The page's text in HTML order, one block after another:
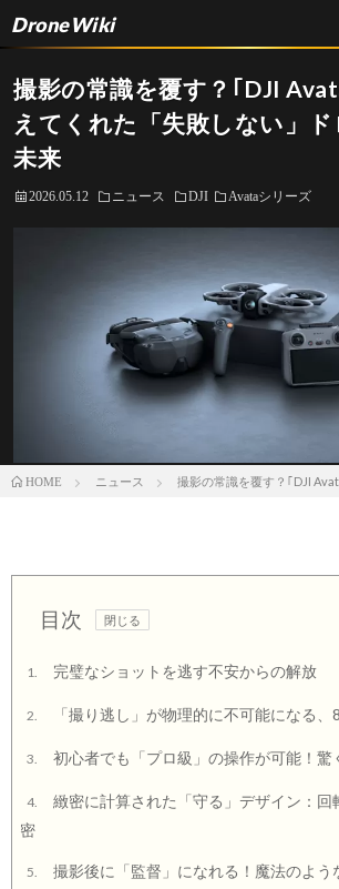
DroneWiki
撮影の常識を覆す？｢DJI
えてくれた「失敗しない」
未来
2026.05.12 ニュース DJI Avataシリーズ
HOME ニュース 撮影の常識を覆す？｢DJI
目次
1. 完璧なショットを逃す不安からの解放
2. 「撮り逃し」が物理的に不可能になる
3. 初心者でも「プロ級」の操作が可能！驚
4.
緻密に計算された「守る」デザイン：回
密
5.
撮影後に「監督」になれる！魔法のよう